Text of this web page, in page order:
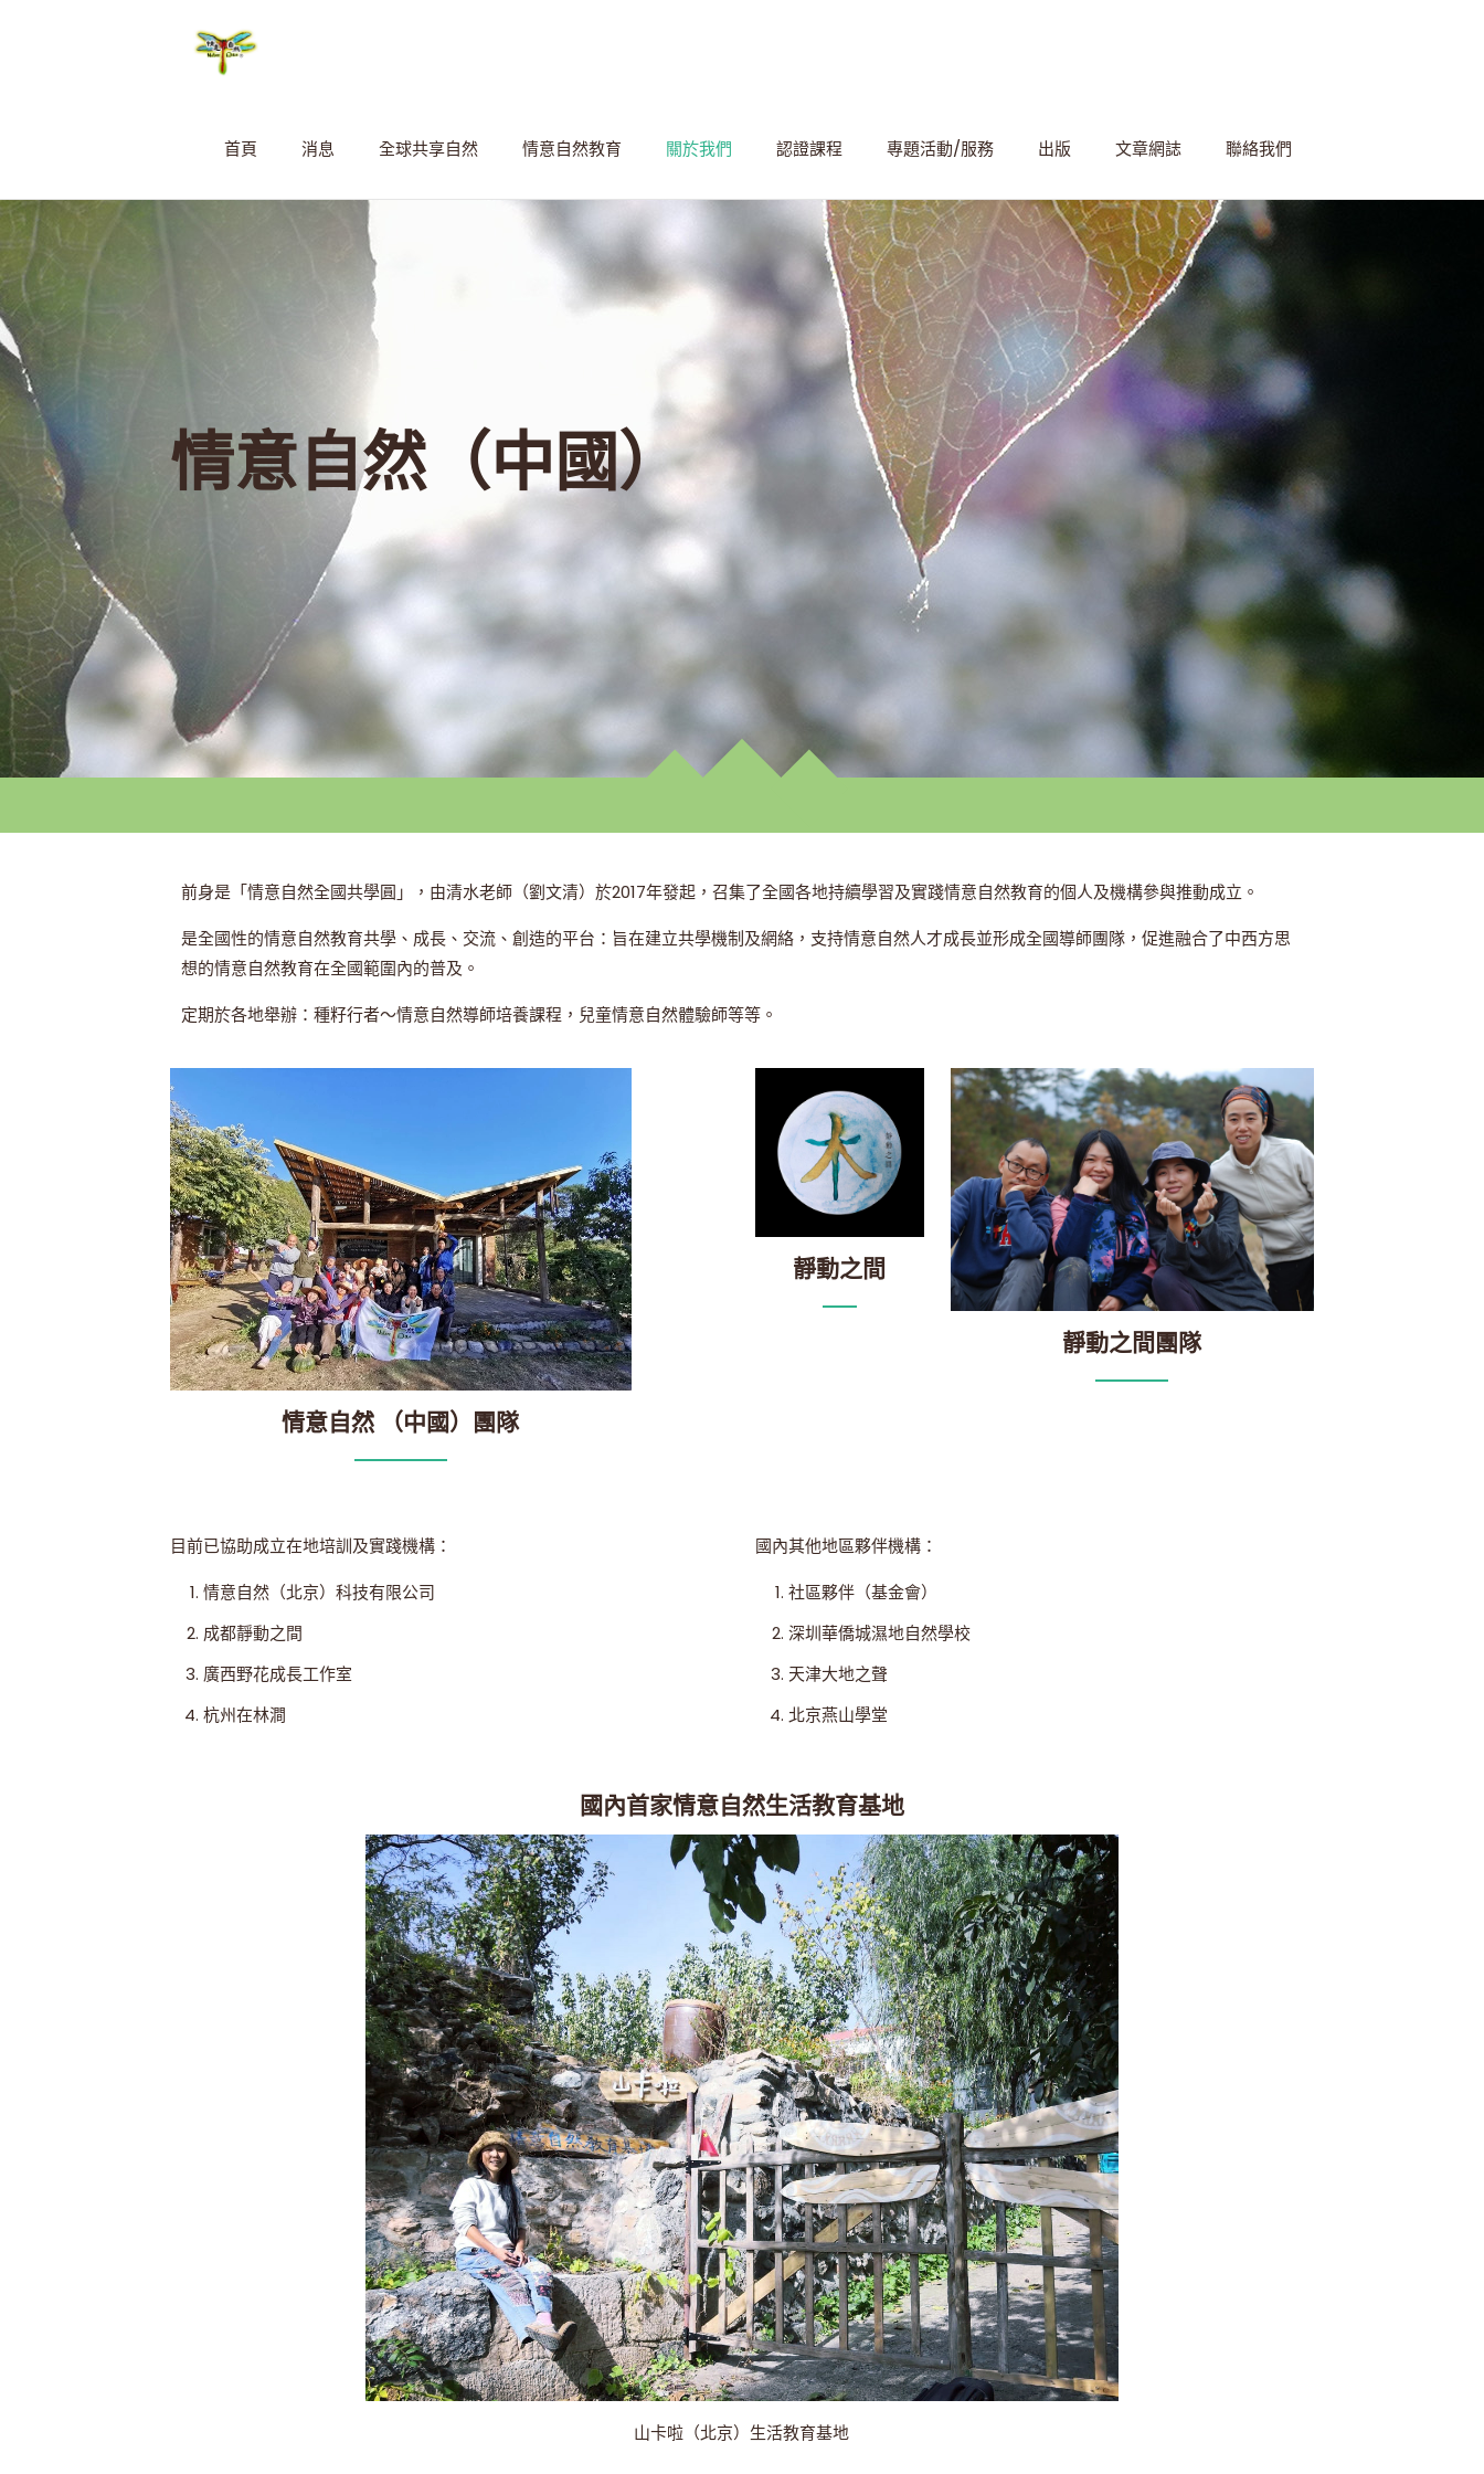
首頁 消息 全球共享自然 情意自然教育 關於我們 認證課程 專題活動/服務 出版 文章網誌 聯絡我們
情意自然（中國）
前身是「情意自然全國共學圓」，由清水老師（劉文清）於2017年發起，召集了全國各地持續學習及實踐情意自然教育的個人及機構參與推動成立。
是全國性的情意自然教育共學、成長、交流、創造的平台：旨在建立共學機制及網絡，支持情意自然人才成長並形成全國導師團隊，促進融合了中西方思
想的情意自然教育在全國範圍內的普及。
定期於各地舉辦：種籽行者～情意自然導師培養課程，兒童情意自然體驗師等等。
情意自然 （中國）團隊
靜動之間
靜動之間團隊
目前已協助成立在地培訓及實踐機構：
情意自然（北京）科技有限公司
成都靜動之間
廣西野花成長工作室
杭州在林澗
國內其他地區夥伴機構：
社區夥伴（基金會）
深圳華僑城濕地自然學校
天津大地之聲
北京燕山學堂
國內首家情意自然生活教育基地
山卡啦（北京）生活教育基地